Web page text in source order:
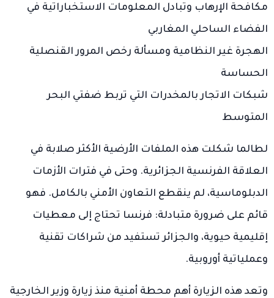
مكافحة الإرهاب وتبادل المعلومات الاستخباراتية في
الفضاء الساحلي المغاربي
الهجرة غير النظامية ومسألة رخص المرور القنصلية
الحساسة
شبكات الاتجار بالمخدرات التي تربط ضفتي البحر
المتوسط
لطالما شكلت هذه الملفات الأرضية الأكثر صلابة في
العلاقة الفرنسية الجزائرية. وحتى في فترات الأزمات
الدبلوماسية، لم ينقطع التعاون الأمني بالكامل. فهو
قائم على ضرورة متبادلة: فرنسا تحتاج إلى معطيات
إقليمية حيوية، والجزائر تستفيد من شراكات تقنية
وعملياتية أوروبية.
وتعد هذه الزيارة أهم محطة أمنية منذ زيارة وزير الخارجية